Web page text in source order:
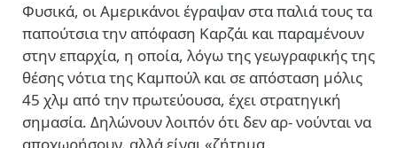
Φυσικά, οι Αμερικάνοι έγραψαν στα παλιά τους τα
παπούτσια την απόφαση Καρζάι και παραμένουν
στην επαρχία, η οποία, λόγω της γεωγραφικής της
θέσης νότια της Καμπούλ και σε απόσταση μόλις
45 χλμ από την πρωτεύουσα, έχει στρατηγική
σημασία. Δηλώνουν λοιπόν ότι δεν αρ- νούνται να